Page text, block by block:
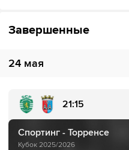
Завершенные
24 мая
21:15
Спортинг - Торренсе
Кубок 2025/2026